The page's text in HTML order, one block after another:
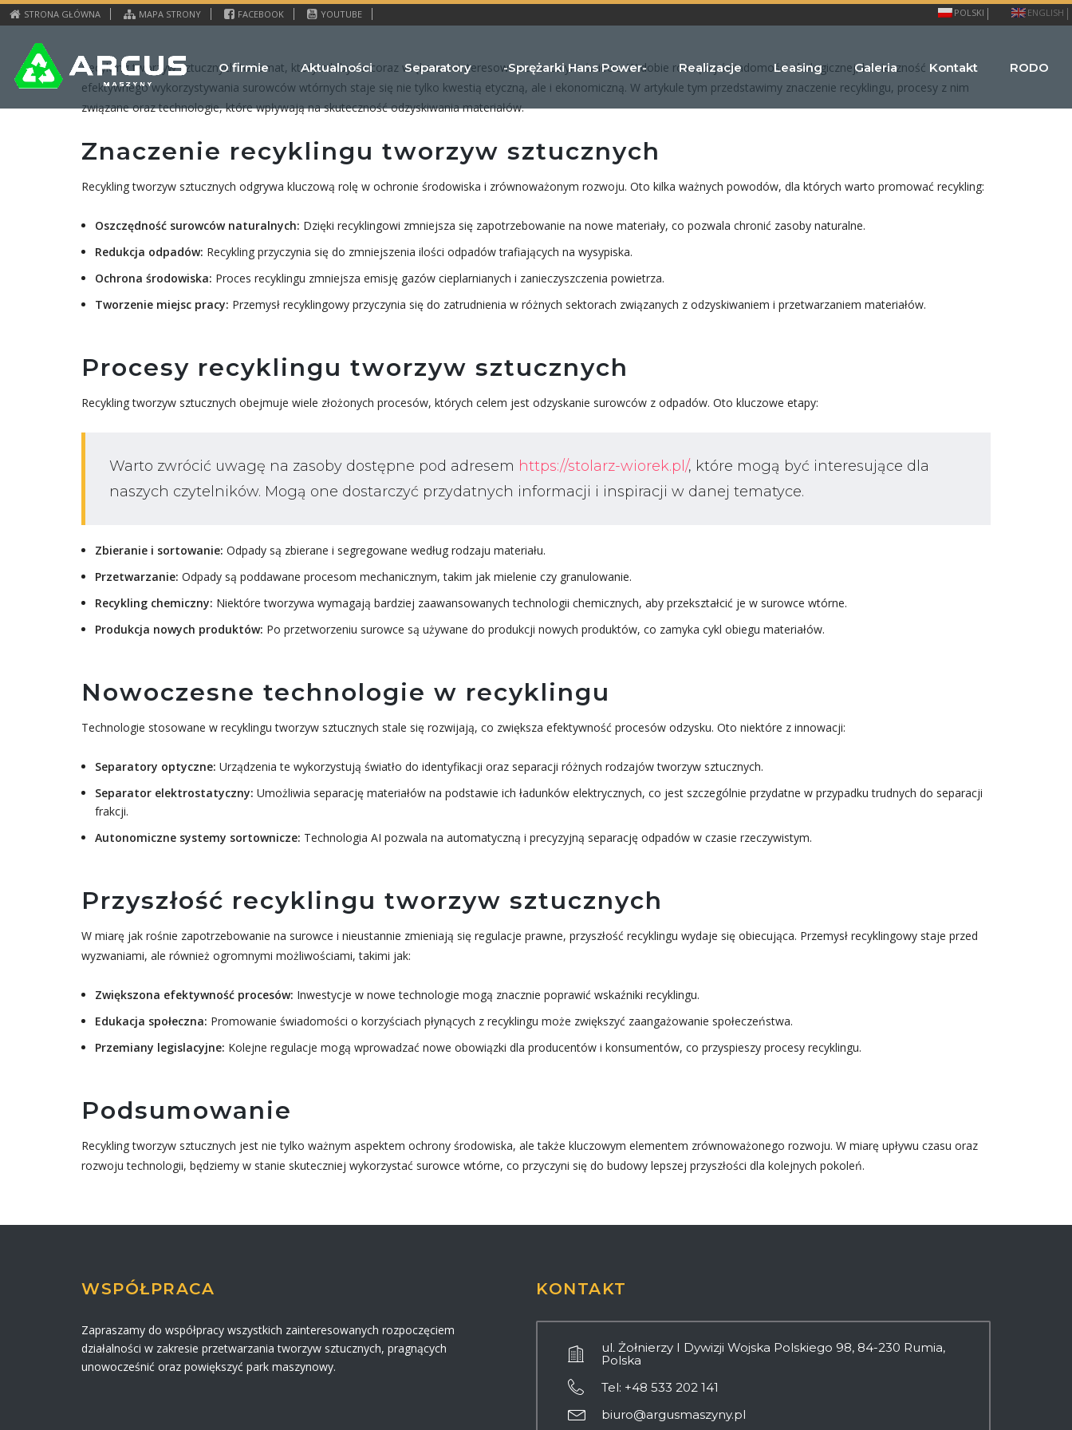
STRONA GŁÓWNA MAPA STRONY FACEBOOK YOUTUBE POLSKI ENGLISH
O firmie Aktualności Separatory -Sprężarki Hans Power- Realizacje Leasing Galeria Kontakt RODO
Recykling tworzyw sztucznych to temat, który zdobywa coraz większe zainteresowanie na całym świecie. W dobie rosnącej świadomości ekologicznej, konieczność
efektywnego wykorzystywania surowców wtórnych staje się nie tylko kwestią etyczną, ale i ekonomiczną. W artykule tym przedstawimy znaczenie recyklingu, procesy z nim
związane oraz technologie, które wpływają na skuteczność odzyskiwania materiałów.
Znaczenie recyklingu tworzyw sztucznych
Recykling tworzyw sztucznych odgrywa kluczową rolę w ochronie środowiska i zrównoważonym rozwoju. Oto kilka ważnych powodów, dla których warto promować recykling:
Oszczędność surowców naturalnych: Dzięki recyklingowi zmniejsza się zapotrzebowanie na nowe materiały, co pozwala chronić zasoby naturalne.
Redukcja odpadów: Recykling przyczynia się do zmniejszenia ilości odpadów trafiających na wysypiska.
Ochrona środowiska: Proces recyklingu zmniejsza emisję gazów cieplarnianych i zanieczyszczenia powietrza.
Tworzenie miejsc pracy: Przemysł recyklingowy przyczynia się do zatrudnienia w różnych sektorach związanych z odzyskiwaniem i przetwarzaniem materiałów.
Procesy recyklingu tworzyw sztucznych
Recykling tworzyw sztucznych obejmuje wiele złożonych procesów, których celem jest odzyskanie surowców z odpadów. Oto kluczowe etapy:
Warto zwrócić uwagę na zasoby dostępne pod adresem https://stolarz-wiorek.pl/, które mogą być interesujące dla
naszych czytelników. Mogą one dostarczyć przydatnych informacji i inspiracji w danej tematyce.
Zbieranie i sortowanie: Odpady są zbierane i segregowane według rodzaju materiału.
Przetwarzanie: Odpady są poddawane procesom mechanicznym, takim jak mielenie czy granulowanie.
Recykling chemiczny: Niektóre tworzywa wymagają bardziej zaawansowanych technologii chemicznych, aby przekształcić je w surowce wtórne.
Produkcja nowych produktów: Po przetworzeniu surowce są używane do produkcji nowych produktów, co zamyka cykl obiegu materiałów.
Nowoczesne technologie w recyklingu
Technologie stosowane w recyklingu tworzyw sztucznych stale się rozwijają, co zwiększa efektywność procesów odzysku. Oto niektóre z innowacji:
Separatory optyczne: Urządzenia te wykorzystują światło do identyfikacji oraz separacji różnych rodzajów tworzyw sztucznych.
Separator elektrostatyczny: Umożliwia separację materiałów na podstawie ich ładunków elektrycznych, co jest szczególnie przydatne w przypadku trudnych do separacji
frakcji.
Autonomiczne systemy sortownicze: Technologia AI pozwala na automatyczną i precyzyjną separację odpadów w czasie rzeczywistym.
Przyszłość recyklingu tworzyw sztucznych
W miarę jak rośnie zapotrzebowanie na surowce i nieustannie zmieniają się regulacje prawne, przyszłość recyklingu wydaje się obiecująca. Przemysł recyklingowy staje przed
wyzwaniami, ale również ogromnymi możliwościami, takimi jak:
Zwiększona efektywność procesów: Inwestycje w nowe technologie mogą znacznie poprawić wskaźniki recyklingu.
Edukacja społeczna: Promowanie świadomości o korzyściach płynących z recyklingu może zwiększyć zaangażowanie społeczeństwa.
Przemiany legislacyjne: Kolejne regulacje mogą wprowadzać nowe obowiązki dla producentów i konsumentów, co przyspieszy procesy recyklingu.
Podsumowanie
Recykling tworzyw sztucznych jest nie tylko ważnym aspektem ochrony środowiska, ale także kluczowym elementem zrównoważonego rozwoju. W miarę upływu czasu oraz
rozwoju technologii, będziemy w stanie skuteczniej wykorzystać surowce wtórne, co przyczyni się do budowy lepszej przyszłości dla kolejnych pokoleń.
WSPÓŁPRACA
Zapraszamy do współpracy wszystkich zainteresowanych rozpoczęciem
działalności w zakresie przetwarzania tworzyw sztucznych, pragnących
unowocześnić oraz powiększyć park maszynowy.
KONTAKT
ul. Żołnierzy I Dywizji Wojska Polskiego 98, 84-230 Rumia,
Polska
Tel: +48 533 202 141
biuro@argusmaszyny.pl